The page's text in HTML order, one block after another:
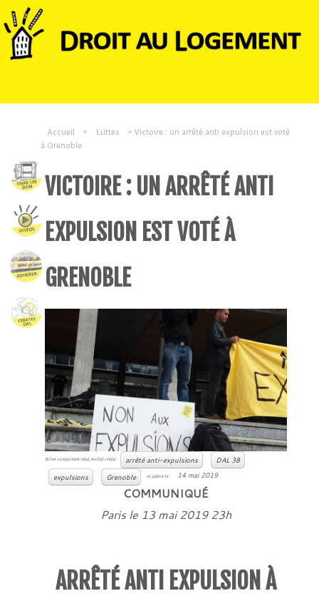
Accueil » Luttes » Victoire : un arrêté anti expulsion est voté
à Grenoble
VICTOIRE : UN ARRÊTÉ ANTI
EXPULSION EST VOTÉ À
GRENOBLE
Billet comportant le(s) mot(s) clé(s) arrêté anti-expulsions
DAL 38
expulsions
Grenoble et publié le 14 mai 2019
COMMUNIQUÉ
Paris le 13 mai 2019 23h
ARRÊTÉ ANTI EXPULSION À